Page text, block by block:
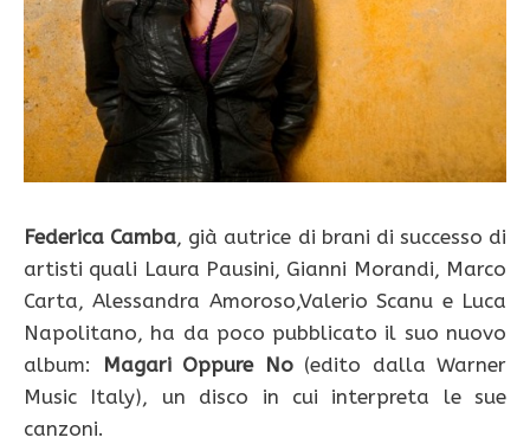
Federica Camba, già autrice di brani di successo di
artisti quali Laura Pausini, Gianni Morandi, Marco
Carta, Alessandra Amoroso,Valerio Scanu e Luca
Napolitano, ha da poco pubblicato il suo nuovo
album: Magari Oppure No(edito dalla Warner
Music Italy), un disco in cui interpreta le sue
canzoni.